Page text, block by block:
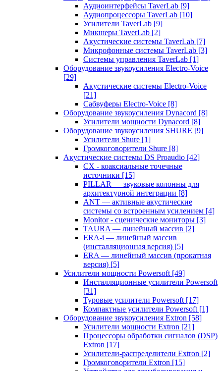
Аудиоинтерфейсы TaverLab [9]
Аудиопроцессоры TaverLab [10]
Усилители TaverLab [9]
Микшеры TaverLab [2]
Акустические системы TaverLab [7]
Микрофонные системы TaverLab [3]
Системы управления TaverLab [1]
Оборудование звукоусиления Electro-Voice
[29]
Акустические системы Electro-Voice
[21]
Сабвуферы Electro-Voice [8]
Оборудование звукоусиления Dynacord [8]
Усилители мощности Dynacord [8]
Оборудование звукоусиления SHURE [9]
Усилители Shure [1]
Громкоговорители Shure [8]
Акустические системы DS Proaudio [42]
CX - коаксиальные точечные
источники [15]
PILLAR — звуковые колонны для
архитектурной интеграции [8]
ANT — активные акустические
системы со встроенным усилением [4]
Monitor - сценические мониторы [3]
TAURA — линейный массив [2]
ERA-i — линейный массив
(инсталляционная версия) [5]
ERA — линейный массив (прокатная
версия) [5]
Усилители мощности Powersoft [49]
Инсталляционные усилители Powersoft
[31]
Туровые усилители Powersoft [17]
Компактные усилители Powersoft [1]
Оборудование звукоусиления Extron [58]
Усилители мощности Extron [21]
Процессоры обработки сигналов (DSP)
Extron [17]
Усилители-распределители Extron [2]
Громкоговорители Extron [15]